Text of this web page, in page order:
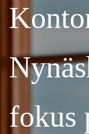
fokus